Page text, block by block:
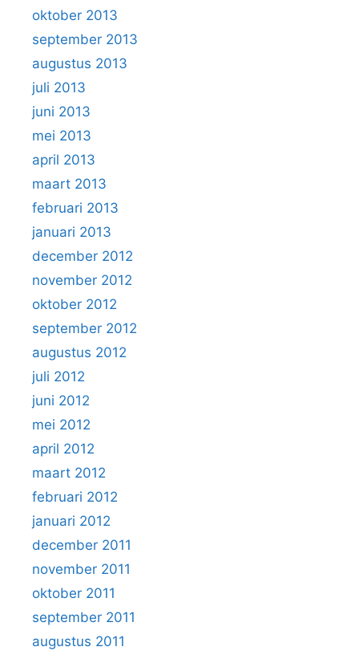
oktober 2013
september 2013
augustus 2013
juli 2013
juni 2013
mei 2013
april 2013
maart 2013
februari 2013
januari 2013
december 2012
november 2012
oktober 2012
september 2012
augustus 2012
juli 2012
juni 2012
mei 2012
april 2012
maart 2012
februari 2012
januari 2012
december 2011
november 2011
oktober 2011
september 2011
augustus 2011